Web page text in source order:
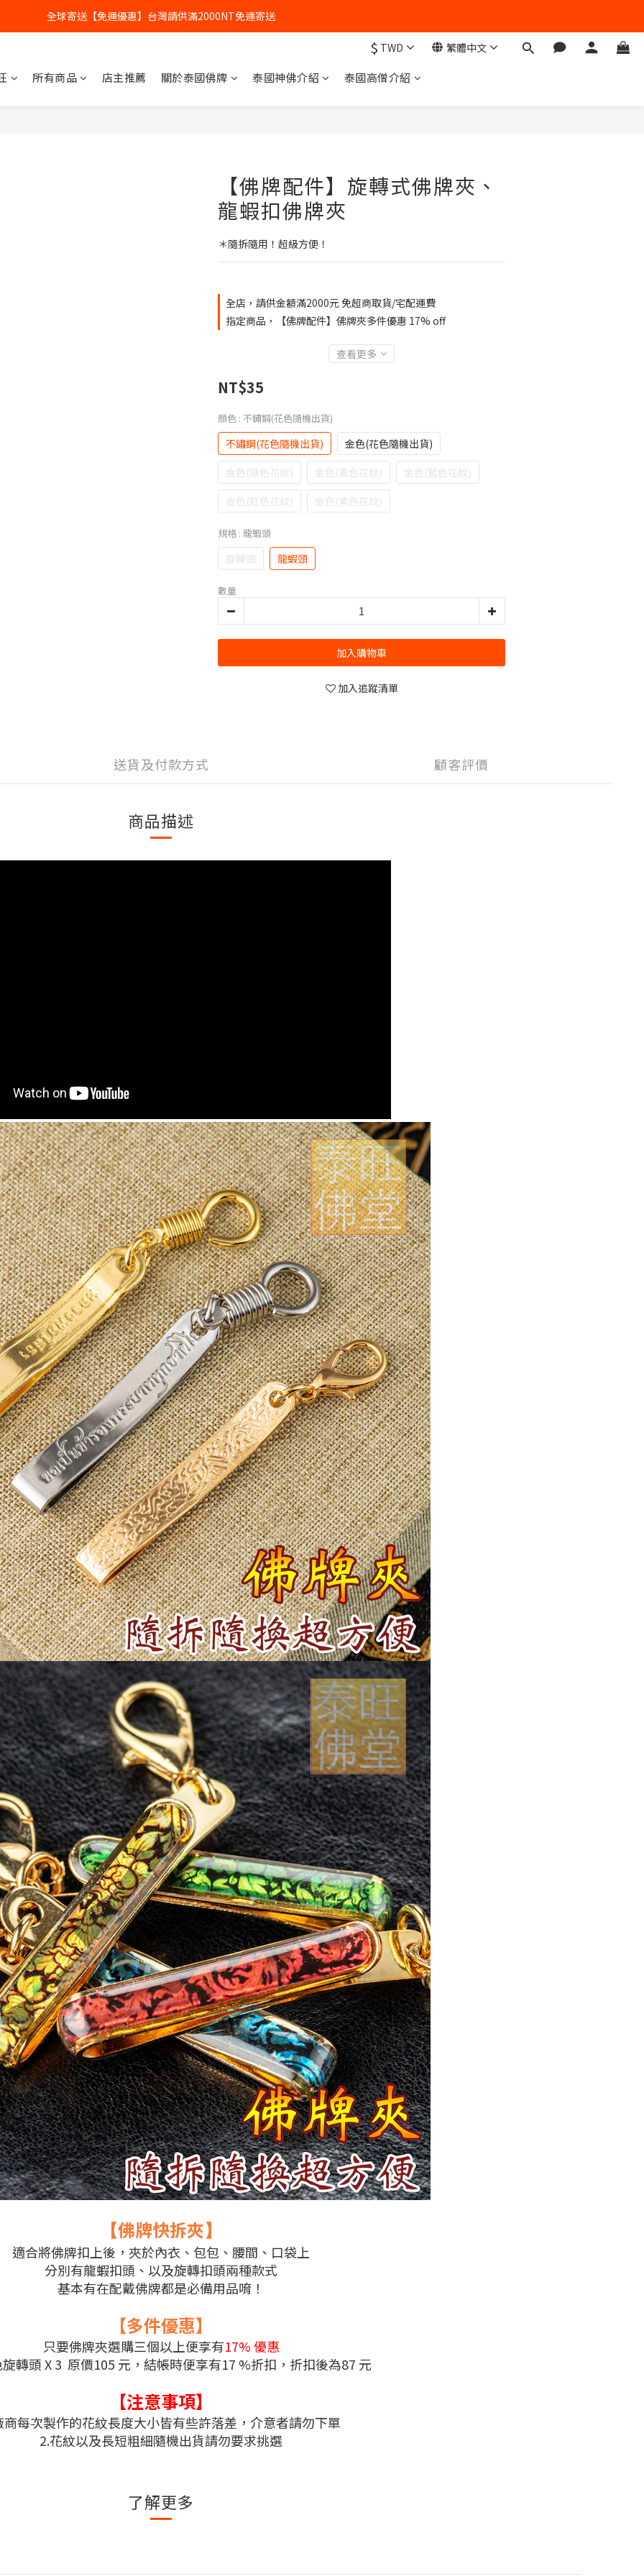
全球寄送【免運優惠】台灣請供滿2000NT免運寄送
全球寄送【免運優惠】台灣請供滿2000NT免運寄送
全球寄送【免運優惠】台灣請供滿2000NT免運寄送
$ TWD 繁體中文
所有商品 店主推薦 關於泰國佛牌 泰國神佛介紹 泰國高僧介紹
【佛牌配件】旋轉式佛牌夾、
龍蝦扣佛牌夾
＊隨拆隨用！超級方便！
全店，請供金額滿2000元 免超商取貨/宅配運費
指定商品，【佛牌配件】佛牌夾多件優惠 17% off
查看更多
NT$35
顏色 : 不鏽鋼(花色隨機出貨)
不鏽鋼(花色隨機出貨)
金色(花色隨機出貨)
金色(綠色花紋)
金色(黃色花紋)
金色(藍色花紋)
金色(紅色花紋)
金色(紫色花紋)
規格 : 龍蝦頭
旋轉頭 龍蝦頭
數量
加入購物車
加入追蹤清單
送貨及付款方式 顧客評價
商品描述
【佛牌快拆夾】
適合將佛牌扣上後，夾於內衣、包包、腰間、口袋上
分別有龍蝦扣頭、以及旋轉扣頭兩種款式
基本有在配戴佛牌都是必備用品唷！
【多件優惠】
只要佛牌夾選購三個以上便享有17% 優惠
轉頭 X 3 原價105 元，結帳時便享有17 %折扣，折扣後為87 元
【注意事項】
商每次製作的花紋長度大小皆有些許落差，介意者請勿下單
2.花紋以及長短粗細隨機出貨請勿要求挑選
了解更多